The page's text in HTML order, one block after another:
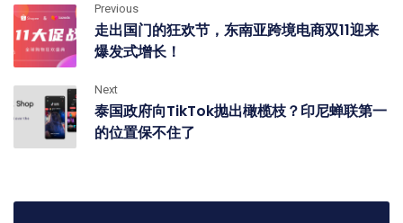
Previous
走出国门的狂欢节，东南亚跨境电商双11迎来
爆发式增长！
Next
泰国政府向TikTok抛出橄榄枝？印尼蝉联第一
的位置保不住了